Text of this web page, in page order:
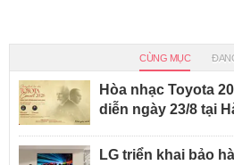
CÙNG MỤC
Hòa nhạc Toyota
diễn ngày 23/8 tại
LG triển khai bảo